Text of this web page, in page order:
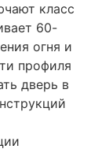
класс
60-
огня и
профиля
дверь в